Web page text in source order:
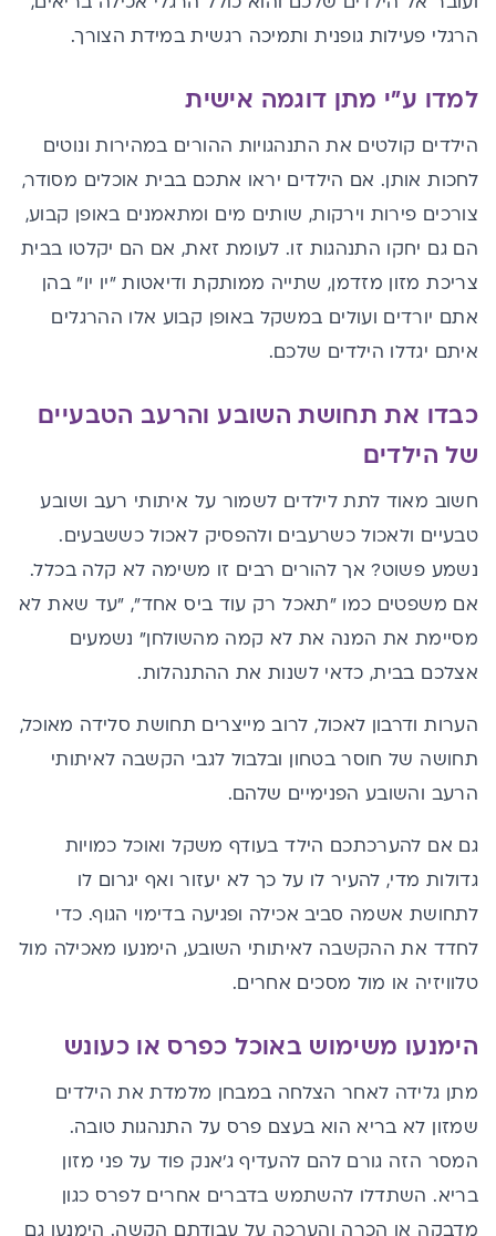
הרגלי פעילות גופנית ותמיכה רגשית במידת הצורך.
למדו ע"י מתן דוגמה אישית
הילדים קולטים את התנהגויות ההורים במהירות ונוטים
לחכות אותן. אם הילדים יראו אתכם בבית אוכלים מסודר,
צורכים פירות וירקות, שותים מים ומתאמנים באופן קבוע,
הם גם יחקו התנהגות זו. לעומת זאת, אם הם יקלטו בבית
צריכת מזון מזדמן, שתייה ממותקת ודיאטות "יו יו" בהן
אתם יורדים ועולים במשקל באופן קבוע אלו ההרגלים
איתם יגדלו הילדים שלכם.
כבדו את תחושת השובע והרעב הטבעיים
של הילדים
חשוב מאוד לתת לילדים לשמור על איתותי רעב ושובע
טבעיים ולאכול כשרעבים ולהפסיק לאכול כששבעים.
נשמע פשוט? אך להורים רבים זו משימה לא קלה בכלל.
אם משפטים כמו "תאכל רק עוד ביס אחד", "עד שאת לא
מסיימת את המנה את לא קמה מהשולחן" נשמעים
אצלכם בבית, כדאי לשנות את ההתנהלות.
הערות ודרבון לאכול, לרוב מייצרים תחושת סלידה מאוכל,
תחושה של חוסר בטחון ובלבול לגבי הקשבה לאיתותי
הרעב והשובע הפנימיים שלהם.
גם אם להערכתכם הילד בעודף משקל ואוכל כמויות
גדולות מדי, להעיר לו על כך לא יעזור ואף יגרום לו
לתחושת אשמה סביב אכילה ופגיעה בדימוי הגוף. כדי
לחדד את ההקשבה לאיתותי השובע, הימנעו מאכילה מול
טלוויזיה או מול מסכים אחרים.
הימנעו משימוש באוכל כפרס או כעונש
מתן גלידה לאחר הצלחה במבחן מלמדת את הילדים
שמזון לא בריא הוא בעצם פרס על התנהגות טובה.
המסר הזה גורם להם להעדיף ג'אנק פוד על פני מזון
בריא. השתדלו להשתמש בדברים אחרים לפרס כגון
מדבקה או הכרה והערכה על עבודתם הקשה. הימנעו גם